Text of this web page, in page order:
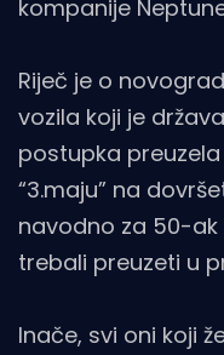
kompanije
Riječ je o
vozila koji je
postupka
“3.maju” na
navodno za 50-ak
trebali preuzeti u
Inače, svi oni koji